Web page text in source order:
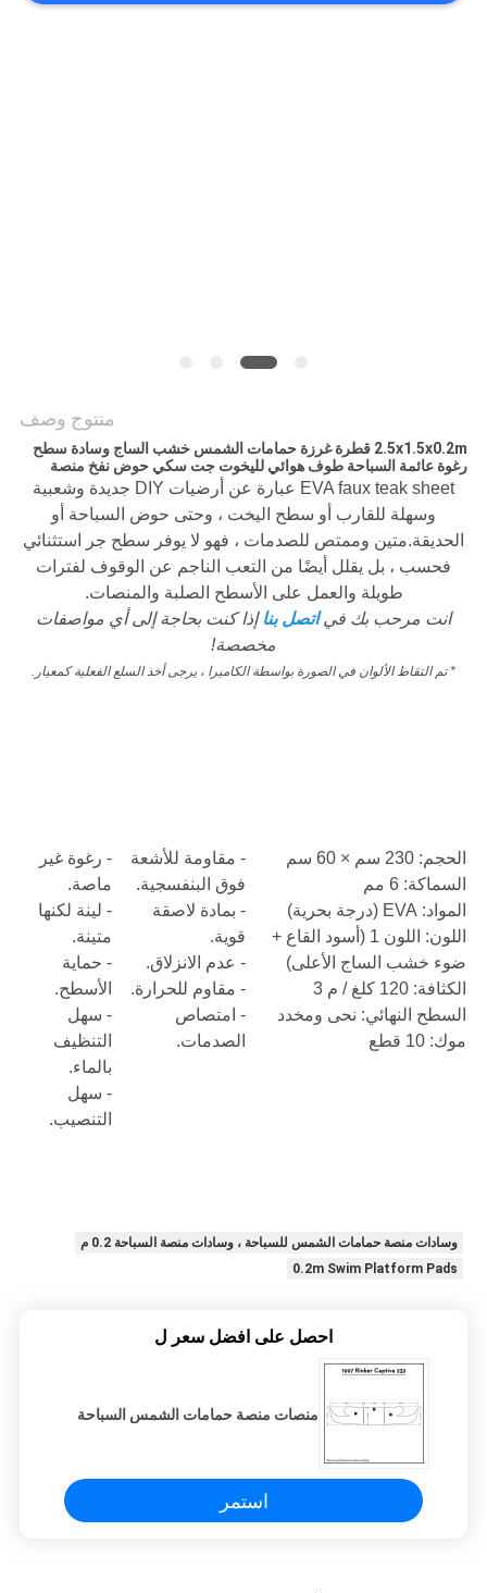
اتصل
POLICY
منتوج وصف
2.5x1.5x0.2m قطرة غرزة حمامات الشمس خشب الساج وسادة سطح
رغوة عائمة السباحة طوف هوائي لليخوت جت سكي حوض نفخ منصة
EVA faux teak sheet عبارة عن أرضيات DIY جديدة وشعبية
وسهلة للقارب أو سطح اليخت ، وحتى حوض السباحة أو
الحديقة.متين وممتص للصدمات ، فهو لا يوفر سطح جر استثنائي
فحسب ، بل يقلل أيضًا من التعب الناجم عن الوقوف لفترات
طويلة والعمل على الأسطح الصلبة والمنصات.
انت مرحب بك فياتصل بنا إذا كنت بحاجة إلى أي مواصفات
مخصصة!
* تم التقاط الألوان في الصورة بواسطة الكاميرا ، يرجى أخذ السلع الفعلية كمعيار.
الحجم: 230 سم × 60 سم
السماكة: 6 مم
المواد: EVA (درجة بحرية)
اللون: اللون 1 (أسود القاع +
ضوء خشب الساج الأعلى)
الكثافة: 120 كلغ / م 3
السطح النهائي: نحى ومخدد
موك: 10 قطع
- مقاومة للأشعة
فوق البنفسجية.
- بمادة لاصقة
قوية.
- عدم الانزلاق.
- مقاوم للحرارة.
- امتصاص
الصدمات.
- رغوة غير
ماصة.
- لينة لكنها
متينة.
- حماية
الأسطح.
- سهل
التنظيف
بالماء.
- سهل
التنصيب.
وسادات منصة حمامات الشمس للسباحة ، وسادات منصة السباحة 0.2 م
0.2m Swim Platform Pads
احصل على افضل سعر ل
منصات منصة حمامات الشمس السباحة
استمر